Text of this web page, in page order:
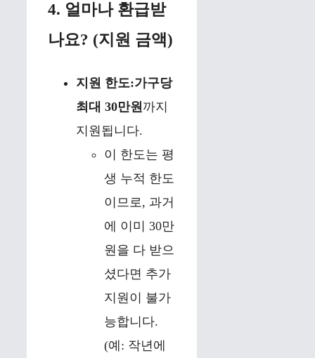
4. 얼마나 환급받
나요? (지원 금액)
지원 한도:가구당
최대 30만원까지
지원됩니다.
이 한도는 평
생 누적 한도
이므로, 과거
에 이미 30만
원을 다 받으
셨다면 추가
지원이 불가
능합니다.
(예: 작년에